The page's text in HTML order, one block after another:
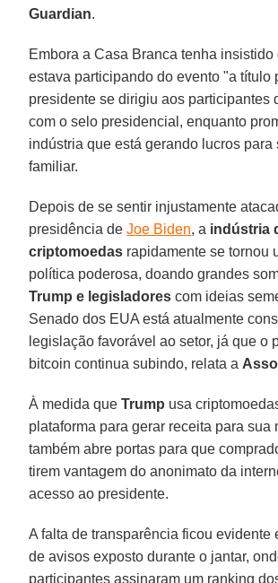
Guardian.
Embora a Casa Branca tenha
estava participando do evento "a título
presidente se dirigiu aos participantes
com o selo presidencial, enquanto
indústria que está gerando lucros para
familiar.
Depois de se sentir injustamente
presidência deJoe Biden, a indústria
criptomoedas rapidamente se tornou
política poderosa, doando grandes
Trump e legisladores com ideias
Senado dos EUA está atualmente
legislação favorável ao setor, já que o
bitcoin continua subindo, relata a
À medida queTrump usa
plataforma para gerar receita para sua
também abre portas para que
tirem vantagem do anonimato da
acesso ao presidente.
A falta de transparência ficou evidente
de avisos exposto durante o jantar,
participantes assinaram um ranking